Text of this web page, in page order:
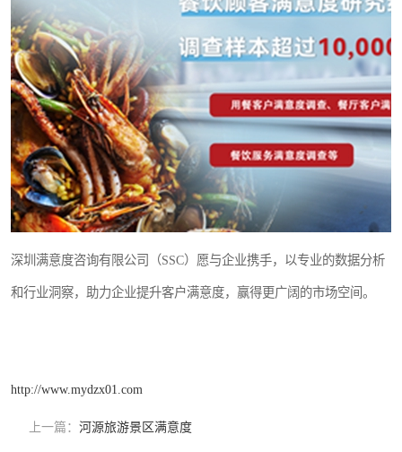
深圳满意度咨询有限公司（SSC）愿与企业携手，以专业的数据分析
和行业洞察，助力企业提升客户满意度，赢得更广阔的市场空间。
http://www.mydzx01.com
上一篇： 河源旅游景区满意度